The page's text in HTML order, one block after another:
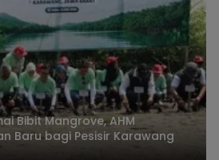
Bibit Mangrove, AHM
Baru bagi Pesisir Karawang